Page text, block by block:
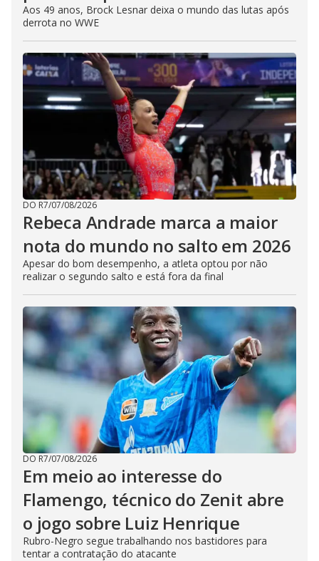
Aos 49 anos, Brock Lesnar deixa o mundo das lutas após
derrota no WWE
DO R7/07/08/2026
Rebeca Andrade marca a maior
nota do mundo no salto em 2026
Apesar do bom desempenho, a atleta optou por não
realizar o segundo salto e está fora da final
DO R7/07/08/2026
Em meio ao interesse do
Flamengo, técnico do Zenit abre
o jogo sobre Luiz Henrique
Rubro-Negro segue trabalhando nos bastidores para
tentar a contratação do atacante